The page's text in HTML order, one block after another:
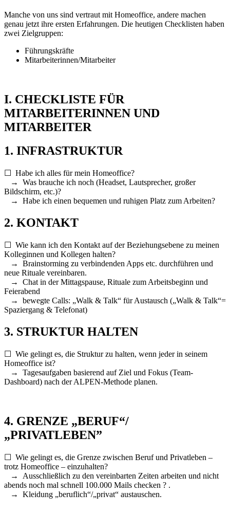
Manche von uns sind vertraut mit Homeoffice, andere machen
genau jetzt ihre ersten Erfahrungen. Die heutigen Checklisten haben
zwei Zielgruppen:
Führungskräfte
Mitarbeiterinnen/Mitarbeiter
I. CHECKLISTE FÜR
MITARBEITERINNEN UND
MITARBEITER
1. INFRASTRUKTUR
☐ Habe ich alles für mein Homeoffice?
→ Was brauche ich noch (Headset, Lautsprecher, großer
Bildschirm, etc.)?
→ Habe ich einen bequemen und ruhigen Platz zum Arbeiten?
2. KONTAKT
☐ Wie kann ich den Kontakt auf der Beziehungsebene zu meinen
Kolleginnen und Kollegen halten?
→ Brainstorming zu verbindenden Apps etc. durchführen und
neue Rituale vereinbaren.
→ Chat in der Mittagspause, Rituale zum Arbeitsbeginn und
Feierabend
→ bewegte Calls: „Walk & Talk“ für Austausch („Walk & Talk“=
Spaziergang & Telefonat)
3. STRUKTUR HALTEN
☐ Wie gelingt es, die Struktur zu halten, wenn jeder in seinem
Homeoffice ist?
→ Tagesaufgaben basierend auf Ziel und Fokus (Team-
Dashboard) nach der ALPEN-Methode planen.
4. GRENZE „BERUF“/
„PRIVATLEBEN”
☐ Wie gelingt es, die Grenze zwischen Beruf und Privatleben –
trotz Homeoffice – einzuhalten?
→ Ausschließlich zu den vereinbarten Zeiten arbeiten und nicht
abends noch mal schnell 100.000 Mails checken ? .
→ Kleidung „beruflich“/„privat“ austauschen.